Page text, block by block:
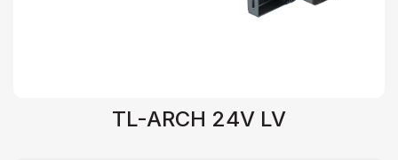
TL-ARCH 24V LV